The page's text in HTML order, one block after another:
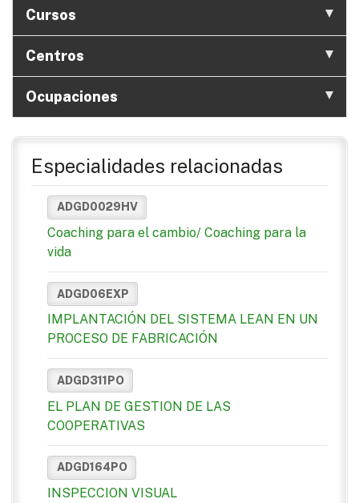
Cursos
Centros
Ocupaciones
Especialidades relacionadas
ADGD0029HV
Coaching para el cambio/ Coaching para la
vida
ADGD06EXP
IMPLANTACIÓN DEL SISTEMA LEAN EN UN
PROCESO DE FABRICACIÓN
ADGD311PO
EL PLAN DE GESTION DE LAS
COOPERATIVAS
ADGD164PO
INSPECCION VISUAL